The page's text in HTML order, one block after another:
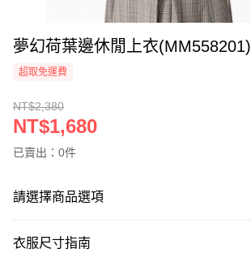
夢幻荷葉邊休閒上衣(MM558201)
超取免運費
NT$2,380
NT$1,680
已賣出：0件
請選擇商品選項
衣服尺寸指南